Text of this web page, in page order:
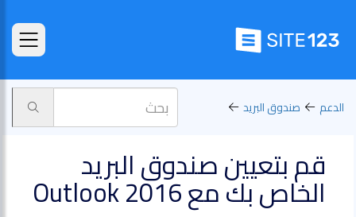
الدعم صندوق البريد
قم بتعيين صندوق البريد
الخاص بك مع Outlook 2016